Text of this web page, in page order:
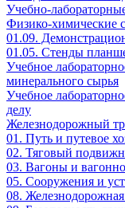
Учебно-
Физико-химические
01.09.
01.05. Стенды
Учебное
минерального сырья
Учебное
делу
Железнодорожный
01. Путь и путевое
02. Тяговый
03. Вагоны и
05. Сооружения и
08.